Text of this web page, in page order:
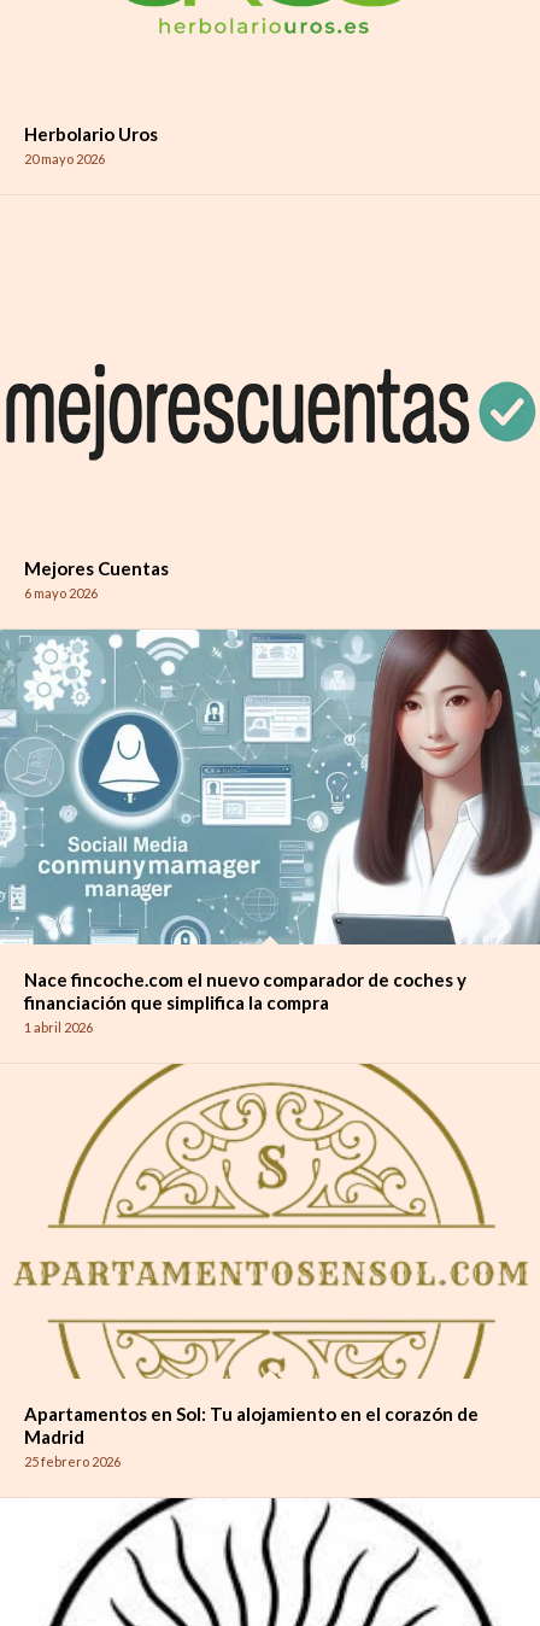
Herbolario Uros
20 mayo 2026
Mejores Cuentas
6 mayo 2026
Nace fincoche.com el nuevo comparador de coches y
financiación que simplifica la compra
1 abril 2026
Apartamentos en Sol: Tu alojamiento en el corazón de
Madrid
25 febrero 2026